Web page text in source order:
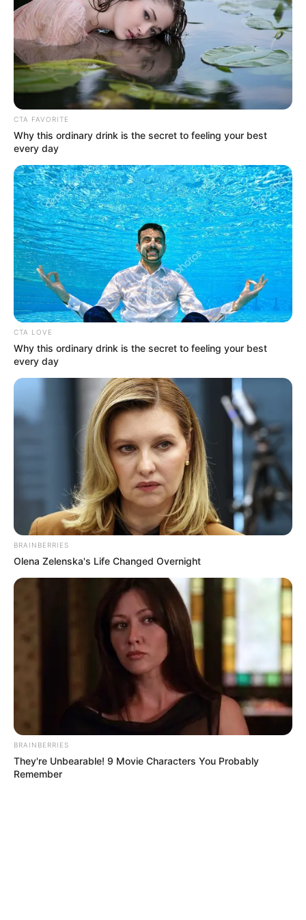
TEMAS DESTACADOS
EMERGENCIAS POR LLUVIAS
METRO DE MEDELLÍN
ELECCIONES PRESIDENCIALES
MARINILLA - ANTIOQUIA
EPM
YONDÓ - ANTIOQUIA
CTA FAVORITE
Why this ordinary drink is the secret to feeling your best
every day
CTA LOVE
Why this ordinary drink is the secret to feeling your best
every day
BRAINBERRIES
Olena Zelenska's Life Changed Overnight
BRAINBERRIES
They're Unbearable! 9 Movie Characters You Probably
Remember